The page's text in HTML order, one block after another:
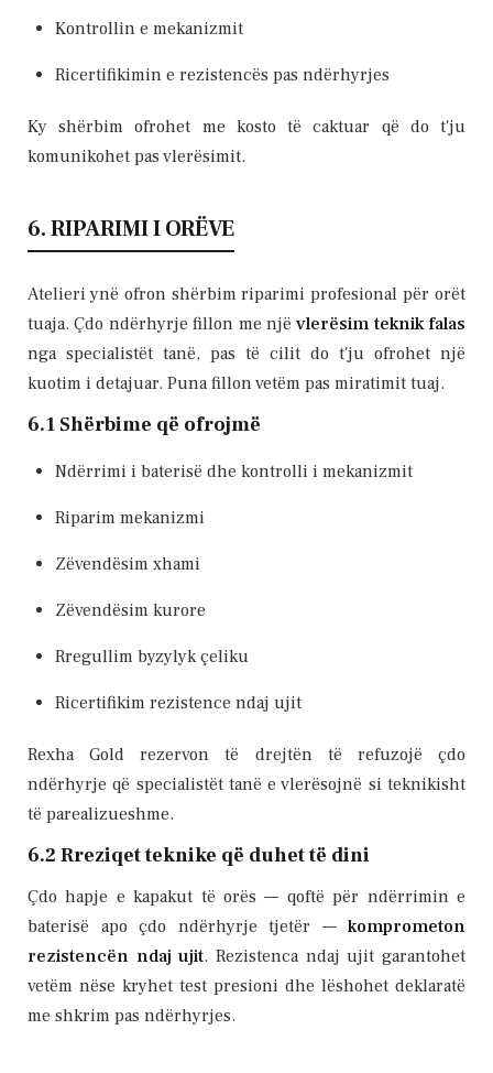
Kontrollin e mekanizmit
Ricertifikimin e rezistencës pas ndërhyrjes
Ky shërbim ofrohet me kosto të caktuar që do t'ju
komunikohet pas vlerësimit.
6. RIPARIMI I ORËVE
Atelieri ynë ofron shërbim riparimi profesional për orët
tuaja. Çdo ndërhyrje fillon me njëvlerësim teknik falas
nga specialistët tanë, pas të cilit do t'ju ofrohet një
kuotim i detajuar. Puna fillon vetëm pas miratimit tuaj.
6.1 Shërbime që ofrojmë
Ndërrimi i baterisë dhe kontrolli i mekanizmit
Riparim mekanizmi
Zëvendësim xhami
Zëvendësim kurore
Rregullim byzylyk çeliku
Ricertifikim rezistence ndaj ujit
Rexha Gold rezervon të drejtën të refuzojë çdo
ndërhyrje që specialistët tanë e vlerësojnë si teknikisht
të parealizueshme.
6.2 Rreziqet teknike që duhet të dini
Çdo hapje e kapakut të orës — qoftë për ndërrimin e
baterisë apo çdo ndërhyrje tjetër — komprometon
rezistencën ndaj ujit. Rezistenca ndaj ujit garantohet
vetëm nëse kryhet test presioni dhe lëshohet deklaratë
me shkrim pas ndërhyrjes.